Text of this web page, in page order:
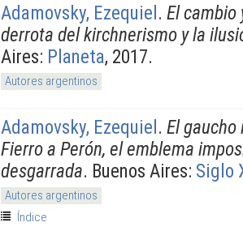
Adamovsky, Ezequiel. El cambio
derrota del kirchnerismo y la
Aires: Planeta, 2017.
Autores argentinos
Adamovsky, Ezequiel. El
Fierro a Perón, el emblema
desgarrada. Buenos Aires: Siglo
Autores argentinos
Índice